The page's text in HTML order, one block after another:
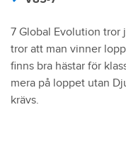
7 Global Evolution tror
tror att man vinner
finns bra hästar för
mera på loppet utan
krävs.